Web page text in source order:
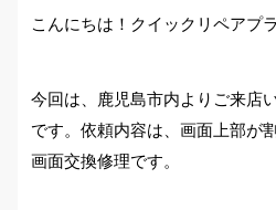
こんにちは！クイックリペアプ
今回は、鹿児島市内よりご来店
です。依頼内容は、画面上部が
画面交換修理です。